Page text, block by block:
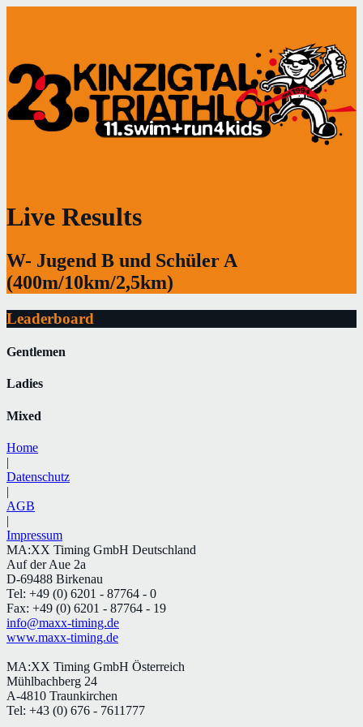
Live Results
W- Jugend B und Schüler A
(400m/10km/2,5km)
Leaderboard
Gentlemen
Ladies
Mixed
Home
|
Datenschutz
|
AGB
|
Impressum
MA:XX Timing GmbH Deutschland
Auf der Aue 2a
D-69488 Birkenau
Tel: +49 (0) 6201 - 87764 - 0
Fax: +49 (0) 6201 - 87764 - 19
info@maxx-timing.de
www.maxx-timing.de
MA:XX Timing GmbH Österreich
Mühlbachberg 24
A-4810 Traunkirchen
Tel: +43 (0) 676 - 7611777